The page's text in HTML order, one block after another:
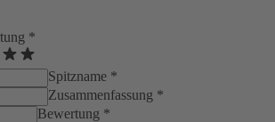
*
Spitzname *
Zusammenfassung *
Bewertung *